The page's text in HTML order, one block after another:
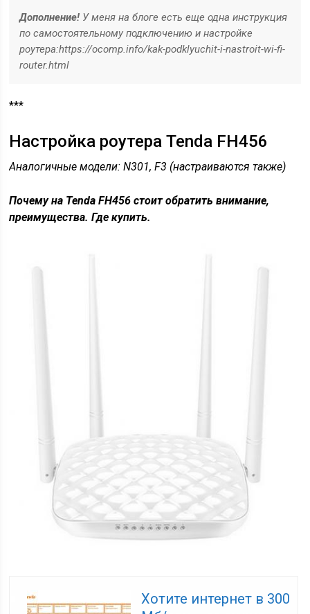
Дополнение! У меня на блоге есть еще одна инструкция
по самостоятельному подключению и настройке
роутера:https://ocomp.info/kak-podklyuchit-i-nastroit-wi-fi-
router.html
***
Настройка роутера Tenda FH456
Аналогичные модели: N301, F3 (настраиваются также)
Почему на Tenda FH456 стоит обратить внимание,
преимущества. Где купить.
Хотите интернет в 300